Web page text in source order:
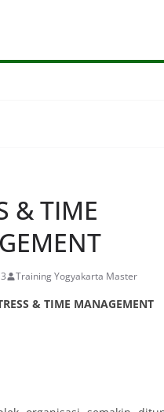
& TIME
Training Yogyakarta Master
& TIME MANAGEMENT